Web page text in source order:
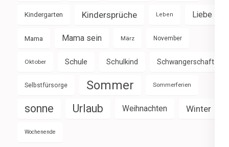
Kindergarten Kindersprüche Leben Liebe
Mama Mama sein März November
Oktober Schule Schulkind Schwangerschaft
Selbstfürsorge Sommer Sommerferien
sonne Urlaub Weihnachten Winter
Wochenende